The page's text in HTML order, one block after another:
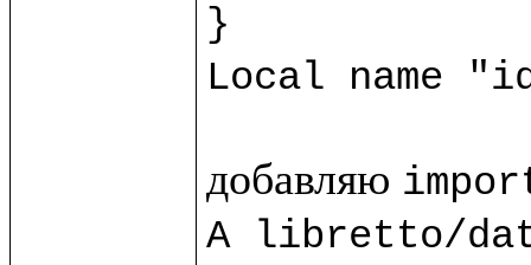
}
Local name
добавляю
A libretto/